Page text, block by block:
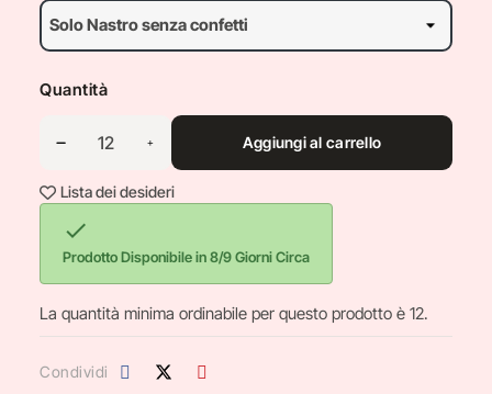
Quantità
Aggiungi al carrello
Lista dei desideri

Prodotto Disponibile in 8/9 Giorni Circa
La quantità minima ordinabile per questo prodotto è 12.
Condividi